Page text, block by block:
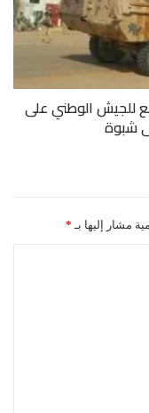
جبل رأس.
للجيش الوطني على
شبوة
مشار إليها بـ *